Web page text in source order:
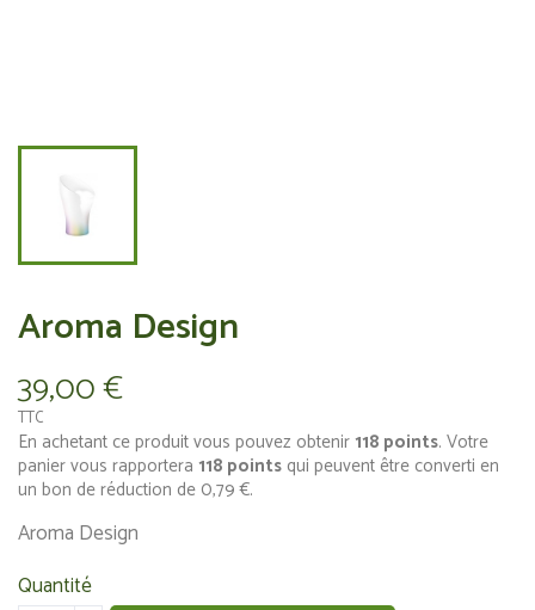
Aroma Design
39,00 €
TTC
En achetant ce produit vous pouvez obtenir118 points. Votre
panier vous rapportera 118 points qui peuvent être converti en
un bon de réduction de 0,79 €.
Aroma Design
Quantité